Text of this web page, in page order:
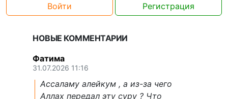
Войти Регистрация
НОВЫЕ КОММЕНТАРИИ
Фатима
31.07.2026 11:16
Ассаламу алейкум , а из-за чего
Аллах передал эту суру ? Что